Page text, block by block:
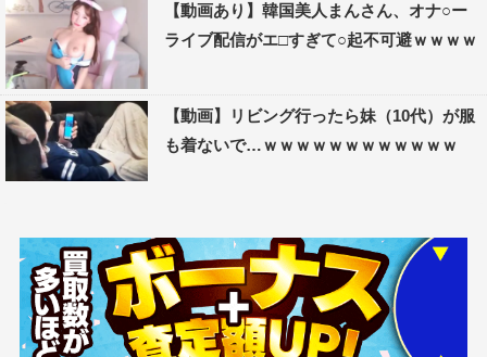
【動画あり】韓国美人まんさん、オナ○ー
ライブ配信がエ□すぎて○起不可避ｗｗｗｗ
【動画】リビング行ったら妹（10代）が服
も着ないで…ｗｗｗｗｗｗｗｗｗｗｗｗ